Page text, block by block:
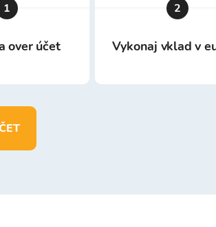
1
over účet
2
Vykonaj vklad v